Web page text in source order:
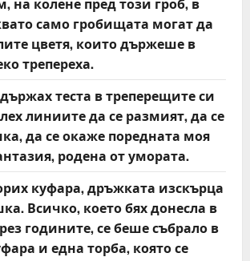
само гробищата могат да
цветя, които държеше в
трепереха.
теста в треперещите си
линиите да се размият, да се
да се окаже поредната моя
родена от умората.
куфара, дръжката изскърца
Всичко, което бях донесла в
годините, се беше събрало в
и една торба, която се